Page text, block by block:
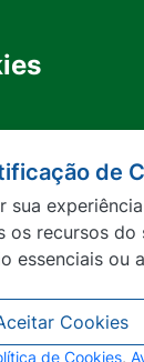
de
sua
os recursos
essenciais ou
Cookies
de Cookies,